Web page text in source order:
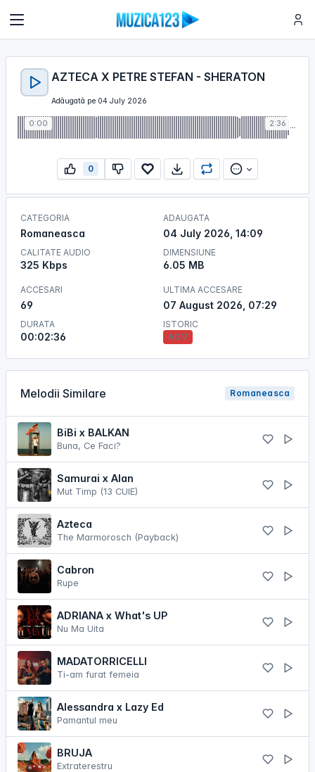
AZTECA X PETRE STEFAN - SHERATON
Adăugată pe 04 July 2026
0:00 2:36
0
CATEGORIA
Romaneasca
CALITATE AUDIO
325 Kbps
ADAUGATA
04 July 2026, 14:09
DIMENSIUNE
6.05 MB
ACCESARI
69
DURATA
00:02:36
ULTIMA ACCESARE
07 August 2026, 07:29
ISTORIC
ADV
Melodii Similare Romaneasca
BiBi x BALKAN
Buna, Ce Faci?
Samurai x Alan
Mut Timp (13 CUIE)
Azteca
The Marmorosch (Payback)
Cabron
Rupe
ADRIANA x What's UP
Nu Ma Uita
MADATORRICELLI
Ti-am furat femeia
Alessandra x Lazy Ed
Pamantul meu
BRUJA
Extraterestru